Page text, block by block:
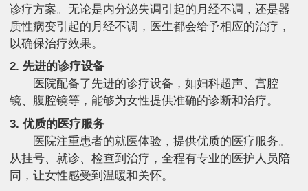
诊疗方案。无论是内分泌失调引起的月经不调，还是器
质性病变引起的月经不调，医生都会给予相应的治疗，
以确保治疗效果。
2. 先进的诊疗设备
医院配备了先进的诊疗设备，如妇科超声、宫腔
镜、腹腔镜等，能够为女性提供准确的诊断和治疗。
3. 优质的医疗服务
医院注重患者的就医体验，提供优质的医疗服务。
从挂号、就诊、检查到治疗，全程有专业的医护人员陪
同，让女性感受到温暖和关怀。